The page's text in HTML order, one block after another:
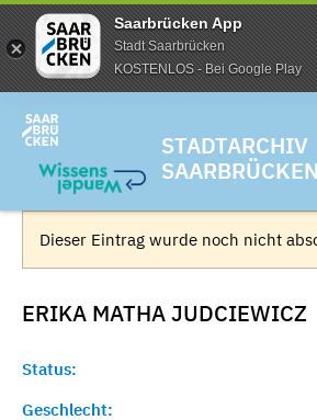
Saarbrücken App
Stadt Saarbrücken
KOSTENLOS - Bei Google Play
STADTARCHIV
SAARBRÜCKEN
Dieser Eintrag wurde noch nicht
ERIKA MATHAJUDCIEWICZ
Status:
Geschlecht: